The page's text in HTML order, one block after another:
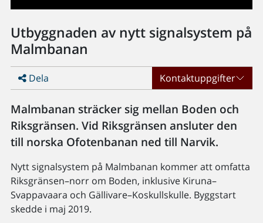
Utbyggnaden av nytt signalsystem på
Malmbanan
Dela Kontaktuppgifter
Malmbanan sträcker sig mellan Boden och
Riksgränsen. Vid Riksgränsen ansluter den
till norska Ofotenbanan ned till Narvik.
Nytt signalsystem på Malmbanan kommer att omfatta
Riksgränsen–norr om Boden, inklusive Kiruna–
Svappavaara och Gällivare–Koskullskulle. Byggstart
skedde i maj 2019.